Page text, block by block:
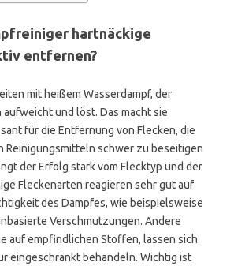
hartnäckige
entfernen?
mit heißem Wasserdampf, der
und löst. Das macht sie
für die Entfernung von Flecken, die
Reinigungsmitteln schwer zu beseitigen
der Erfolg stark vom Flecktyp und der
Fleckenarten reagieren sehr gut auf
des Dampfes, wie beispielsweise
Verschmutzungen. Andere
auf empfindlichen Stoffen, lassen sich
eingeschränkt behandeln. Wichtig ist